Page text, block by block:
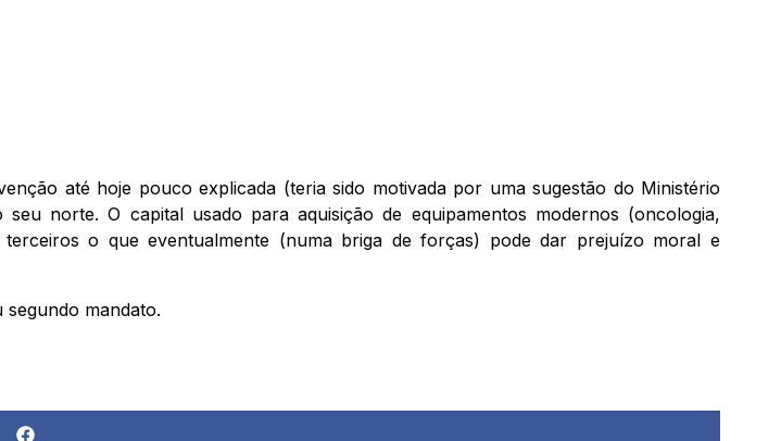
até hoje pouco explicada (teria sido motivada por uma sugestão do Ministério
norte. O capital usado para aquisição de equipamentos modernos (oncologia,
o que eventualmente (numa briga de forças) pode dar prejuízo moral e
mandato.